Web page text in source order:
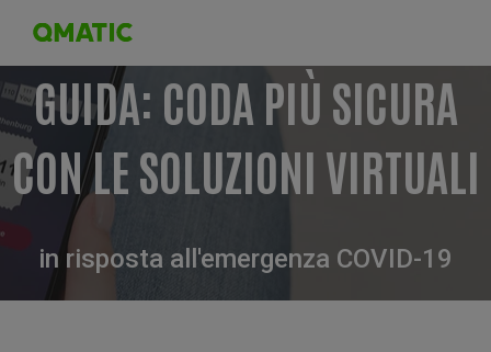
GUIDA: CODA PIÙ SICURA
CON LE SOLUZIONI VIRTUALI
in risposta all'emergenza COVID-19